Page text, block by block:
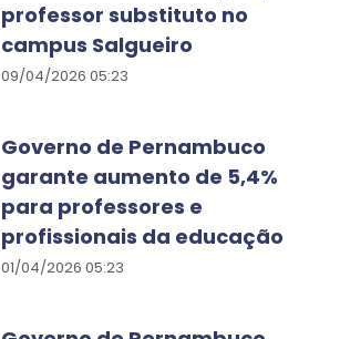
professor substituto no
campus Salgueiro
09/04/2026 05:23
Governo de Pernambuco
garante aumento de 5,4%
para professores e
profissionais da educação
01/04/2026 05:23